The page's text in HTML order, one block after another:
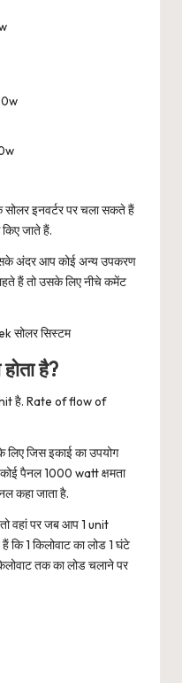
सोलर इनवर्टर पर चला सकते हैं
जाते हैं.
अंदर आप कोई अन्य उपकरण
हैं तो उसके लिए नीचे कमेंट
सोलर सिस्टम
है?
है. Rate of flow of
लिए जिस इकाई का उपयोग
पैनल 1000 watt क्षमता
कहा जाता है.
वहां पर जब आप 1 unit
1 किलोवाट का लोड 1 घंटे
तक का लोड चलाने पर